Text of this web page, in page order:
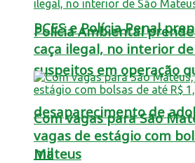
PCES e Polícia Penal
suspeitos em operação
desaparecimento de
Mateus
Polícia Ambiental
caça ilegal, no interior
Com vagas para São
vagas de estágio com
mil